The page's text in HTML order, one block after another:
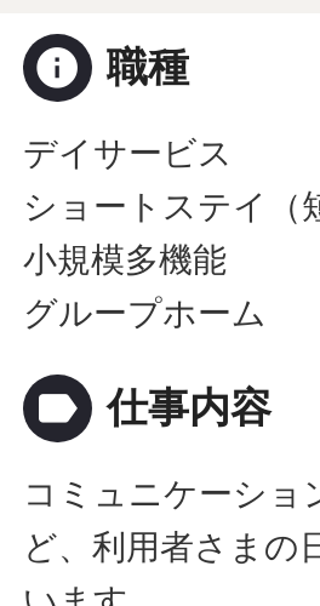
info 職種
デイサービス
ショートステイ（
小規模多機能
グループホーム
label 仕事内容
コミュニケーショ
ど、利用者さまの